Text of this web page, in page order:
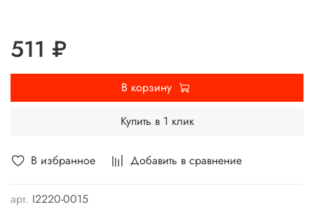
В избранное Добавить в сравнение
арт. I2220-0015
511 ₽
В корзину
Купить в 1 клик